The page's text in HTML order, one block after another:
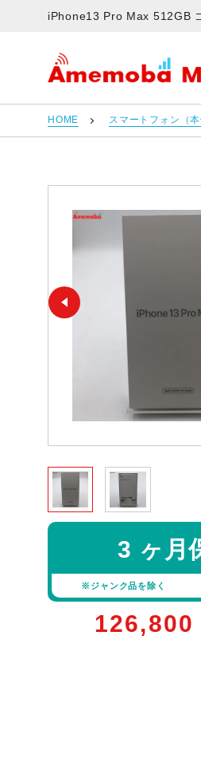
iPhone13 Pro Max 512GB
アメモバマーケット
HOME スマートフォン（本
3 ヶ月
※ジャンク品を除く
126,800